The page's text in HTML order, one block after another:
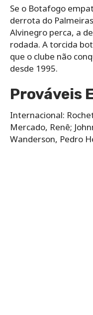
Se o Botafogo
derrota do
Alvinegro perca, a
rodada. A torcida
que o clube não
desde 1995.
Prováveis
Internacional:
Mercado, Renê;
Wanderson, Pedro